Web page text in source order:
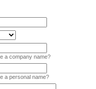
a company name?
a personal name?